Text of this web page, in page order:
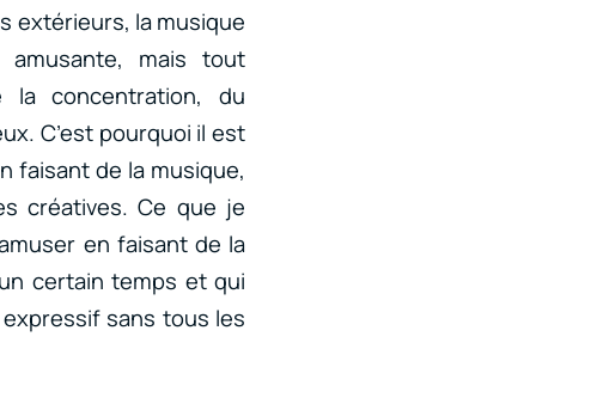
extérieurs, la musique
mais tout
concentration, du
C’est pourquoi il est
faisant de la musique,
créatives. Ce que je
en faisant de la
certain temps et qui
sans tous les